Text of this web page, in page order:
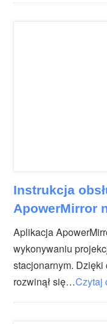
Instrukcja
ApowerMirror
Aplikacja
wykonywaniu
stacjonarnym. Dzięki
rozwinął się…Czytaj